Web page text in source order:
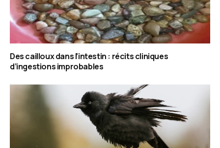
Des cailloux dans l’intestin : récits cliniques
d’ingestions improbables